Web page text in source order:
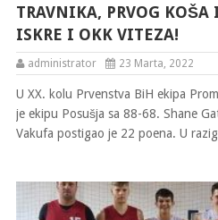
TRAVNIKA, PRVOG KOŠA
ISKRE I OKK VITEZA!
administrator 23 Marta, 2022
U XX. kolu Prvenstva BiH ekipa
je ekipu Posušja sa 88-68. Shane
Vakufa postigao je 22 poena. U